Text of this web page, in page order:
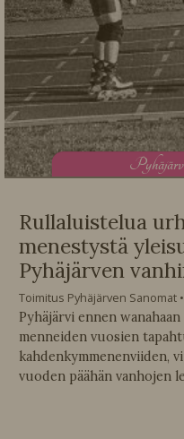
P
Rullaluistelua
menestystä
Pyhäjärven
Toimitus Pyhäjärven Sanomat
Pyhäjärvi ennen
menneiden vuosien
kahdenkymmenenviiden,
vuoden päähän vanhojen